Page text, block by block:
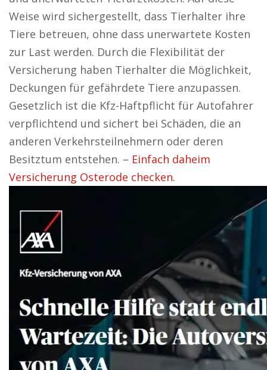
Weise wird sichergestellt, dass Tierhalter ihre
Tiere betreuen, ohne dass unerwartete Kosten
zur Last werden. Durch die Flexibilität der
Versicherung haben Tierhalter die Möglichkeit,
Deckungen für gefährdete Tiere anzupassen.
Gesetzlich ist die Kfz-Haftpflicht für Autofahrer
verpflichtend und sichert bei Schäden, die an
anderen Verkehrsteilnehmern oder deren
Besitztum entstehen. – Einfach daheim
Versicherung Osterode checken.